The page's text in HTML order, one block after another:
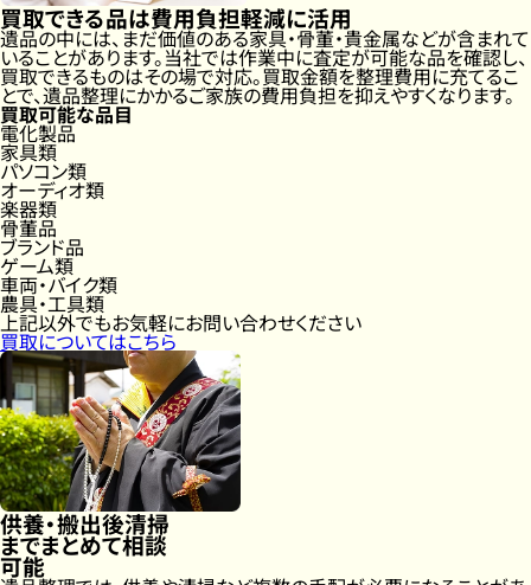
買取できる品は費用負担軽減に活用
遺品の中には、まだ価値のある家具・骨董・貴金属などが含まれて
いることがあります。当社では作業中に査定が可能な品を確認し、
買取できるものはその場で対応。買取金額を整理費用に充てるこ
とで、遺品整理にかかるご家族の費用負担を抑えやすくなります。
買取可能な品目
電化製品
家具類
パソコン類
オーディオ類
楽器類
骨董品
ブランド品
ゲーム類
車両・バイク類
農具・工具類
上記以外でもお気軽にお問い合わせください
買取についてはこちら
供養・搬出後清掃
までまとめて相談
可能